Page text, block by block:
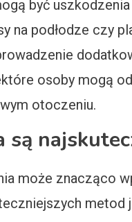
być
na podłodze czy
osoby mogą
otoczeniu.
może znacząco
metod